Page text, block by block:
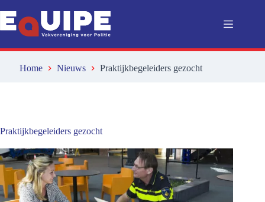
naar
de
inhoud
Home Nieuws Praktijkbegeleiders gezocht
Praktijkbegeleiders gezocht